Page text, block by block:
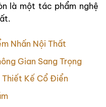
là một tác phẩm nghệ
Nhấn Nội Thất
Gian Sang Trọng
Thiết Kế Cổ Điển